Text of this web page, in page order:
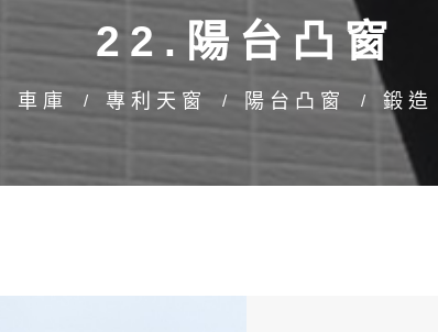
22.陽台凸窗
車庫 專利天窗 陽台凸窗 鍛造